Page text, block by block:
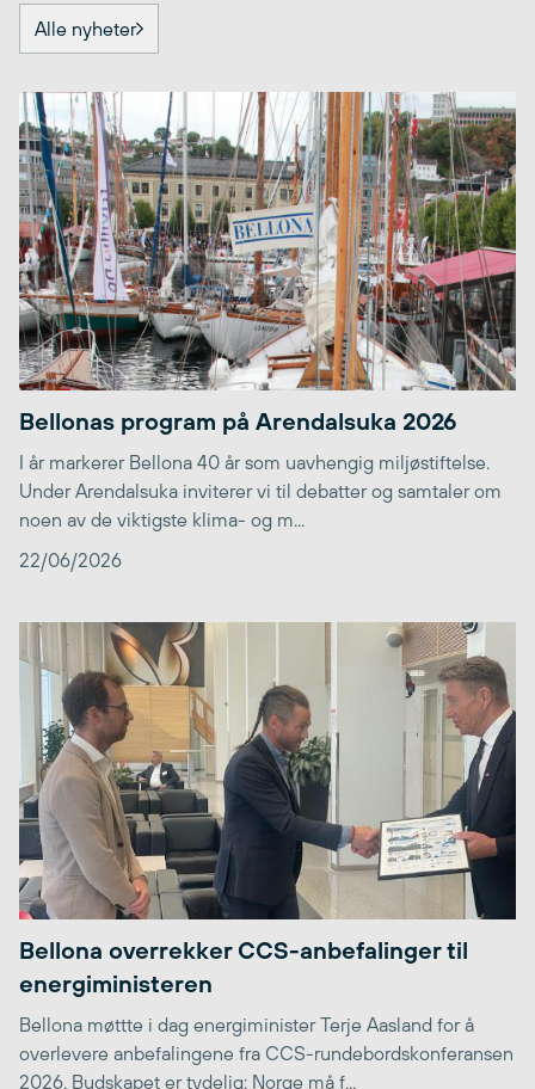
Alle nyheter
Bellonas program på Arendalsuka 2026
I år markerer Bellona 40 år som uavhengig miljøstiftelse.
Under Arendalsuka inviterer vi til debatter og samtaler om
noen av de viktigste klima- og m...
22/06/2026
Bellona overrekker CCS-anbefalinger til
energiministeren
Bellona møttte i dag energiminister Terje Aasland for å
overlevere anbefalingene fra CCS-rundebordskonferansen
2026. Budskapet er tydelig: Norge må f...